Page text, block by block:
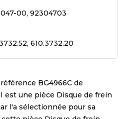
00, 92304703
610.3732.20
BG4966C de
est une pièce Disque de frein
l'a sélectionnée pour sa